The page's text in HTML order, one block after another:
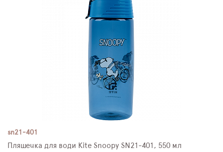
sn21-401
Пляшечка для води Kite Snoopy SN21-401, 550 мл